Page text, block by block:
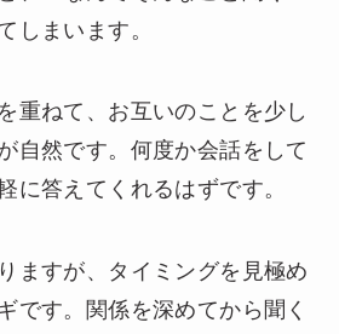
しまいます。
重ねて、お互いのことを少し
自然です。何度か会話をして
に答えてくれるはずです。
ますが、タイミングを見極め
です。関係を深めてから聞く